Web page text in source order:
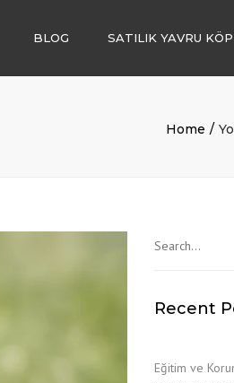
BLOG SATILIK YAVRU
POODLE
ALMAN ÇOBAN
Home
Recent
Eğitim ve